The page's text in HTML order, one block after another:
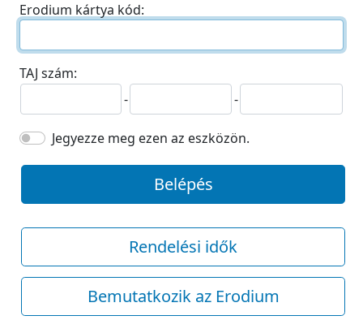
Erodium kártya kód:
TAJ szám:
-
-
Jegyezze meg ezen az eszközön.
Belépés
Rendelési idők
Bemutatkozik az Erodium